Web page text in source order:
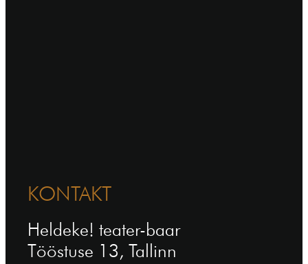
KONTAKT
Heldeke! teater-baar
Tööstuse 13, Tallinn